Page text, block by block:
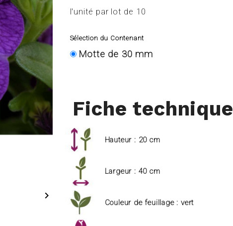

l'unité par lot de 10
Sélection du Contenant
Motte de 30 mm
Fiche technique
Hauteur : 20 cm
Largeur : 40 cm
Couleur de feuillage : vert